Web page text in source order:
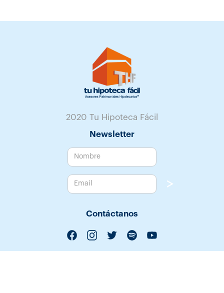
2020 Tu Hipoteca Fácil
Contáctanos
Newsletter